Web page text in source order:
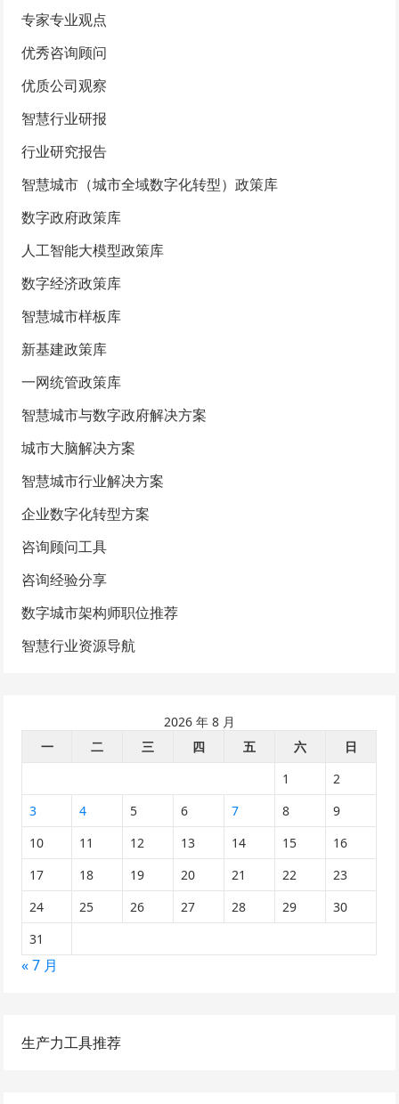
专家专业观点
优秀咨询顾问
优质公司观察
智慧行业研报
行业研究报告
智慧城市（城市全域数字化转型）政策库
数字政府政策库
人工智能大模型政策库
数字经济政策库
智慧城市样板库
新基建政策库
一网统管政策库
智慧城市与数字政府解决方案
城市大脑解决方案
智慧城市行业解决方案
企业数字化转型方案
咨询顾问工具
咨询经验分享
数字城市架构师职位推荐
智慧行业资源导航
2026 年 8 月
一
二 三 四 五 六
日
1
2
3
4 5 6 7 8
9
10
11 12 13 14 15
16
17
18 19 20 21 22
23
24
25 26 27 28 29
30
31
« 7 月
生产力工具推荐